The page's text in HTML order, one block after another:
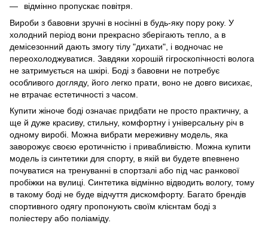
відмінно пропускає повітря.
Вироби з бавовни зручні в носінні в будь-яку пору року. У
холодний період вони прекрасно зберігають тепло, а в
демісезонний дають змогу тілу "дихати", і водночас не
переохолоджуватися. Завдяки хорошій гігроскопічності волога
не затримується на шкірі. Боді з бавовни не потребує
особливого догляду, його легко прати, воно не довго висихає,
не втрачає естетичності з часом.
Купити жіноче боді означає придбати не просто практичну, а
ще й дуже красиву, стильну, комфортну і універсальну річ в
одному виробі. Можна вибрати мереживну модель, яка
заворожує своєю еротичністю і привабливістю. Можна купити
модель із синтетики для спорту, в якій ви будете впевнено
почуватися на тренуванні в спортзалі або під час ранкової
пробіжки на вулиці. Синтетика відмінно відводить вологу, тому
в такому боді не буде відчуття дискомфорту. Багато брендів
спортивного одягу пропонують своїм клієнтам боді з
поліестеру або поліаміду.